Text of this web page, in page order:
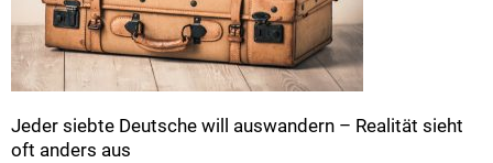
Jeder siebte Deutsche will auswandern – Realität sieht
oft anders aus